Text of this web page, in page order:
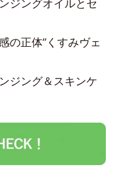
の正体“くすみヴェ
ジング＆スキンケ